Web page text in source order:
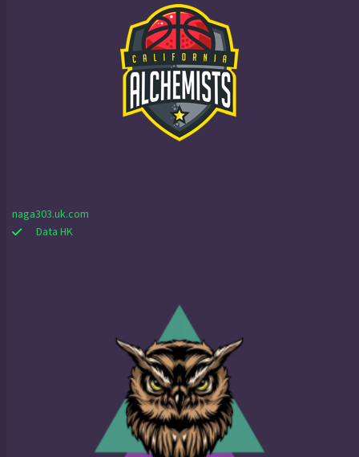
naga303.uk.com
Data HK